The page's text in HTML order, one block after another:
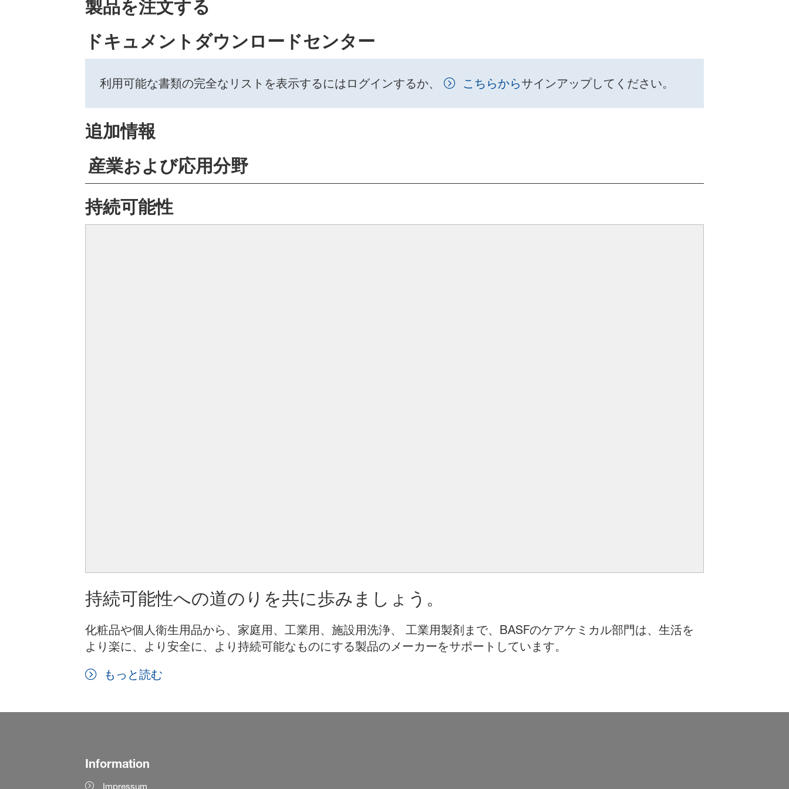
製品を注文する
ドキュメントダウンロードセンター
利用可能な書類の完全なリストを表示するにはログインするか、 こちらからサインアップしてください。
追加情報
産業および応用分野
持続可能性
持続可能性への道のりを共に歩みましょう。
化粧品や個人衛生用品から、家庭用、工業用、施設用洗浄、 工業用製剤まで、BASFのケアケミカル部門は、生活を
より楽に、より安全に、より持続可能なものにする製品のメーカーをサポートしています。
もっと読む
Information
Impressum